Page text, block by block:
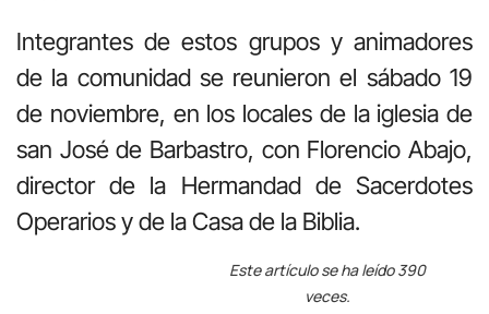
Integrantes de estos grupos y animadores
de la comunidad se reunieron el sábado 19
de noviembre, en los locales de la iglesia de
san José de Barbastro, con Florencio Abajo,
director de la Hermandad de Sacerdotes
Operarios y de la Casa de la Biblia.
Este artículo se ha leído 390
veces.